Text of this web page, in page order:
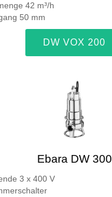
42 m³/h
50 mm
DW VOX 200
Ebara DW 300
3 x 400 V